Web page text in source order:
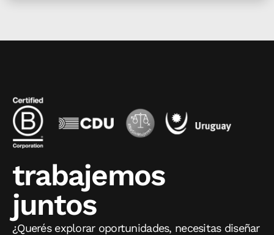
trabajemos
juntos
¿Querés explorar oportunidades, necesitas diseñar